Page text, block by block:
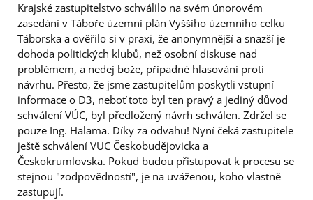
Krajské zastupitelstvo schválilo na svém únorovém
zasedání v Táboře územní plán Vyššího územního celku
Táborska a ověřilo si v praxi, že anonymnější a snazší je
dohoda politických klubů, než osobní diskuse nad
problémem, a nedej bože, případné hlasování proti
návrhu. Přesto, že jsme zastupitelům poskytli vstupní
informace o D3, neboť toto byl ten pravý a jediný důvod
schválení VÚC, byl předložený návrh schválen. Zdržel se
pouze Ing. Halama. Díky za odvahu! Nyní čeká zastupitele
ještě schválení VUC Českobudějovicka a
Českokrumlovska. Pokud budou přistupovat k procesu se
stejnou "zodpovědností", je na uváženou, koho vlastně
zastupují.